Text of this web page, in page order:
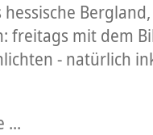
freitags mit dem
- natürlich
...